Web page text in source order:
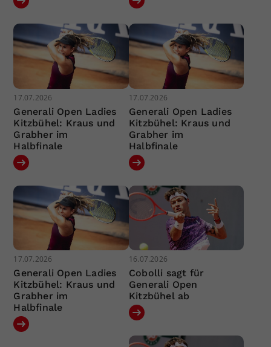
17.07.2026
Generali Open Ladies
Kitzbühel: Kraus und
Grabher im
Halbfinale
17.07.2026
Generali Open Ladies
Kitzbühel: Kraus und
Grabher im
Halbfinale
17.07.2026
Generali Open Ladies
Kitzbühel: Kraus und
Grabher im
Halbfinale
16.07.2026
Cobolli sagt für
Generali Open
Kitzbühel ab